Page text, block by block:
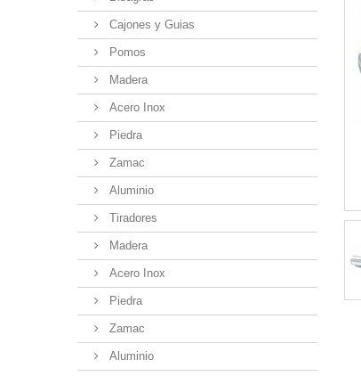
Cajones y Guias
Pomos
Madera
Acero Inox
Piedra
Zamac
Aluminio
Tiradores
Madera
Acero Inox
Piedra
Zamac
Aluminio